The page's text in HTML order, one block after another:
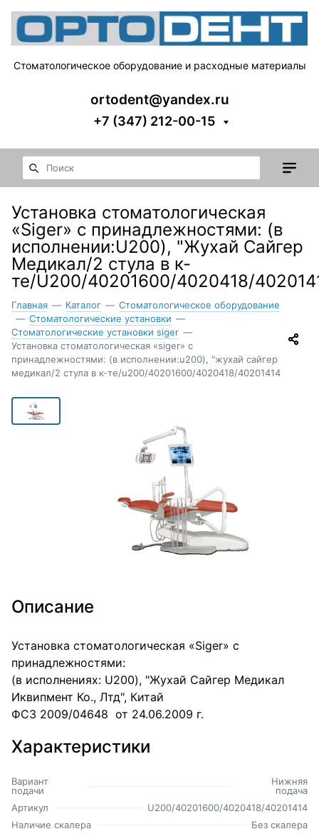
Стоматологическое оборудование и расходные материалы
ortodent@yandex.ru
+7 (347) 212-00-15
Установка стоматологическая
«Siger» с принадлежностями: (в
исполнении:U200), "Жухай Сайгер
Медикал/2 стула в к-
те/U200/40201600/4020418/
Главная — Каталог — Стоматологическое оборудование
— Стоматологические установки —
Стоматологические установки siger —
Установка стоматологическая «siger» с
принадлежностями: (в исполнении:u200), "жухай сайгер
медикал/2 стула в к-те/u200/40201600/4020418/40201414
Описание
Установка стоматологическая «Siger» с
принадлежностями:
(в исполнениях: U200), "Жухай Сайгер Медикал
Иквипмент Ко., Лтд", Китай
ФСЗ 2009/04648 от 24.06.2009 г.
Характеристики
Вариант
подачи
Нижняя
подача
Артикул
U200/40201600/4020418/40201414
Наличие скалера
Без скалера